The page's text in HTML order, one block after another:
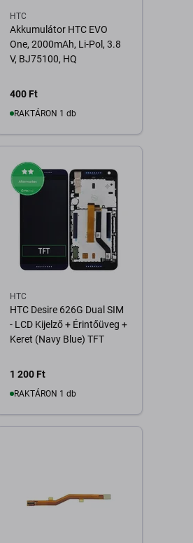
HTC
Akkumulátor HTC EVO
One, 2000mAh, Li-Pol, 3.8
V, BJ75100, HQ
400 Ft
RAKTÁRON 1 db
HTC
HTC Desire 626G Dual SIM
- LCD Kijelző + Érintőüveg +
Keret (Navy Blue) TFT
1 200 Ft
RAKTÁRON 1 db